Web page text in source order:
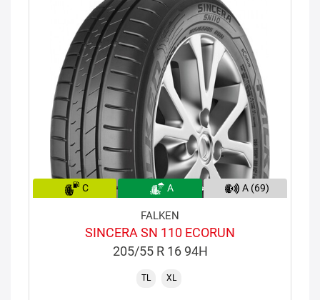
C A A (69)
FALKEN
SINCERA SN 110 ECORUN
205/55 R 16 94H
TL XL